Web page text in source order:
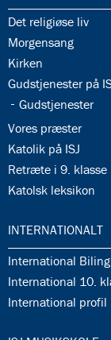
35.1:
Det religiøse liv
35.2:
Morgensang
35.3:
Kirken
35.4:
Gudstjenester på
35.5:
Gudstjenester
35.7:
Vores præster
35.8:
Katolik på ISJ
35.9:
Retræte i 9. klasse
35.10:
Katolsk leksikon
36.0:
INTERNATIONALT
36.1:
International
36.2:
International 10.
36.3:
International profil